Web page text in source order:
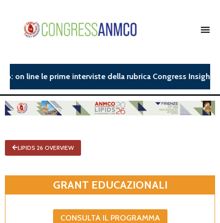
on line le prime interviste della rubrica Congress Insight.|
LIPIDS 26 OVERVIEW
GRANT EDUCAZIONALI
CONSULTA IL PROGRAMMA